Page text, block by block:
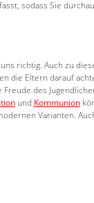
sodass Sie
richtig. Auch zu
die Eltern darauf
des
und Kommunion
Varianten.